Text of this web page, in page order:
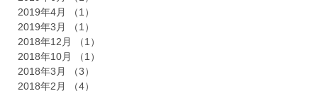
2019年4月
（1）
2019年3月
（1）
2018年12月
（1）
2018年10月
（1）
2018年3月
（3）
2018年2月
（4）